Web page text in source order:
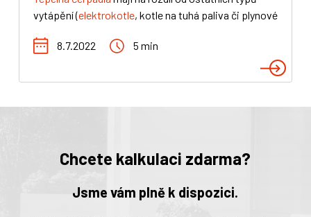
vytápění (elektrokotle, kotle na tuhá paliva či plynové
nebo chcete-li kompresory, nevyrábí samy veškeré
okolního vzduchu, země, případně vody. Z toho
8.7.2022 5 min
Chcete kalkulaci zdarma?
Jsme vám plně k dispozici.